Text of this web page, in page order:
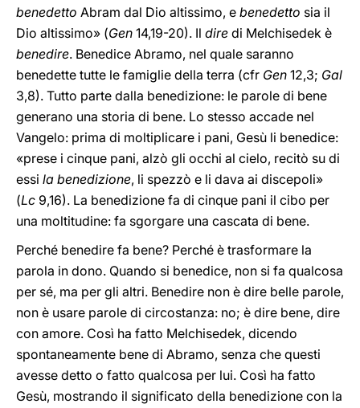
benedetto Abram dal Dio altissimo, e benedetto sia il
Dio altissimo» (Gen 14,19-20). Il dire di Melchisedek è
benedire. Benedice Abramo, nel quale saranno
benedette tutte le famiglie della terra (cfr Gen 12,3; Gal
3,8). Tutto parte dalla benedizione: le parole di bene
generano una storia di bene. Lo stesso accade nel
Vangelo: prima di moltiplicare i pani, Gesù li benedice:
«prese i cinque pani, alzò gli occhi al cielo, recitò su di
essi la benedizione, li spezzò e li dava ai discepoli»
(Lc 9,16). La benedizione fa di cinque pani il cibo per
una moltitudine: fa sgorgare una cascata di bene.
Perché benedire fa bene? Perché è trasformare la
parola in dono. Quando si benedice, non si fa qualcosa
per sé, ma per gli altri. Benedire non è dire belle parole,
non è usare parole di circostanza: no; è dire bene, dire
con amore. Così ha fatto Melchisedek, dicendo
spontaneamente bene di Abramo, senza che questi
avesse detto o fatto qualcosa per lui. Così ha fatto
Gesù, mostrando il significato della benedizione con la